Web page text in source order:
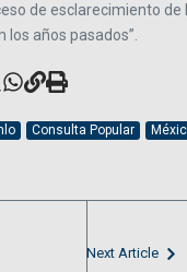
de esclarecimiento de
los años pasados”.
Consulta Popular
Next Article